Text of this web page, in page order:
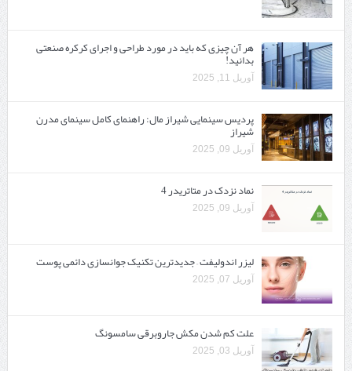
هر آن چیزی که باید در مورد طراحی و اجرای کرکره صنعتی
بدانید!
آوریل 11, 2025
پردیس سینمایی شیراز مال: راهنمای کامل سینمای مدرن
شیراز
آوریل 09, 2025
نماد نزدک در متاتریدر 4
آوریل 09, 2025
لیزر اندولیفت – جدیدترین تکنیک جوانسازی دائمی پوست
آوریل 07, 2025
علت کم شدن مکش جاروبرقی سامسونگ
آوریل 03, 2025